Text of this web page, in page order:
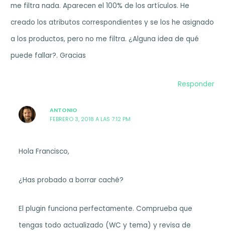
me filtra nada. Aparecen el 100% de los artículos. He
creado los atributos correspondientes y se los he asignado
a los productos, pero no me filtra. ¿Alguna idea de qué
puede fallar?. Gracias
Responder
ANTONIO
FEBRERO 3, 2018 A LAS 7:12 PM
Hola Francisco,
¿Has probado a borrar caché?
El plugin funciona perfectamente. Comprueba que
tengas todo actualizado (WC y tema) y revisa de